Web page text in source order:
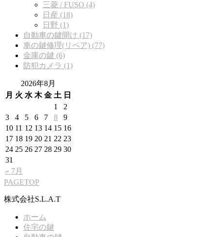
三菱 / FUSO (4)
日産 (18)
日野 (1)
自動車の鍵開け (17)
車の鍵修理(リペア) (77)
金庫の鍵 (6)
防犯カメラ (1)
2026年8月
月 火 水 木 金 土 日
« 7月
1
2
3
4 5 6 7 8
9
10 11 12 13 14 15 16
17 18 19 20 21 22 23
24 25 26 27 28 29 30
31
PAGETOP
株式会社S.L.A.T
ホーム
住宅の鍵